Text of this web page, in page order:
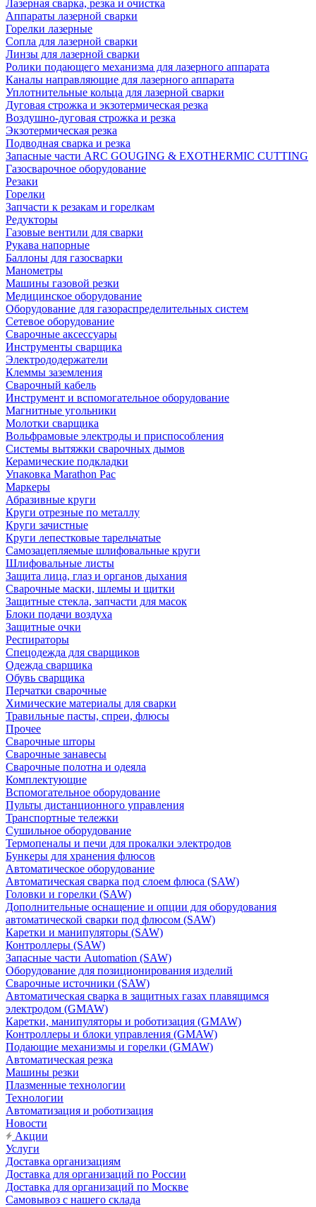
Лазерная сварка, резка и очистка
Аппараты лазерной сварки
Горелки лазерные
Сопла для лазерной сварки
Линзы для лазерной сварки
Ролики подающего механизма для лазерного аппарата
Каналы направляющие для лазерного аппарата
Уплотнительные кольца для лазерной сварки
Дуговая строжка и экзотермическая резка
Воздушно-дуговая строжка и резка
Экзотермическая резка
Подводная сварка и резка
Запасные части ARC GOUGING & EXOTHERMIC CUTTING
Газосварочное оборудование
Резаки
Горелки
Запчасти к резакам и горелкам
Редукторы
Газовые вентили для сварки
Рукава напорные
Баллоны для газосварки
Манометры
Машины газовой резки
Медицинское оборудование
Оборудование для газораспределительных систем
Сетевое оборудование
Сварочные аксессуары
Инструменты сварщика
Электрододержатели
Клеммы заземления
Сварочный кабель
Инструмент и вспомогательное оборудование
Магнитные угольники
Молотки сварщика
Вольфрамовые электроды и приспособления
Системы вытяжки сварочных дымов
Керамические подкладки
Упаковка Marathon Pac
Маркеры
Абразивные круги
Круги отрезные по металлу
Круги зачистные
Круги лепестковые тарельчатые
Самозацепляемые шлифовальные круги
Шлифовальные листы
Защита лица, глаз и органов дыхания
Сварочные маски, шлемы и щитки
Защитные стекла, запчасти для масок
Блоки подачи воздуха
Защитные очки
Респираторы
Спецодежда для сварщиков
Одежда сварщика
Обувь сварщика
Перчатки сварочные
Химические материалы для сварки
Травильные пасты, спреи, флюсы
Прочее
Сварочные шторы
Сварочные занавесы
Сварочные полотна и одеяла
Комплектующие
Вспомогательное оборудование
Пульты дистанционного управления
Транспортные тележки
Сушильное оборудование
Термопеналы и печи для прокалки электродов
Бункеры для хранения флюсов
Автоматическое оборудование
Автоматическая сварка под слоем флюса (SAW)
Головки и горелки (SAW)
Дополнительные оснащение и опции для оборудования
автоматической сварки под флюсом (SAW)
Каретки и манипуляторы (SAW)
Контроллеры (SAW)
Запасные части Automation (SAW)
Оборудование для позиционирования изделий
Сварочные источники (SAW)
Автоматическая сварка в защитных газах плавящимся
электродом (GMAW)
Каретки, манипуляторы и роботизация (GMAW)
Контроллеры и блоки управления (GMAW)
Подающие механизмы и горелки (GMAW)
Автоматическая резка
Машины резки
Плазменные технологии
Технологии
Автоматизация и роботизация
Новости
Акции
Услуги
Доставка организациям
Доставка для организаций по России
Доставка для организаций по Москве
Самовывоз с нашего склада